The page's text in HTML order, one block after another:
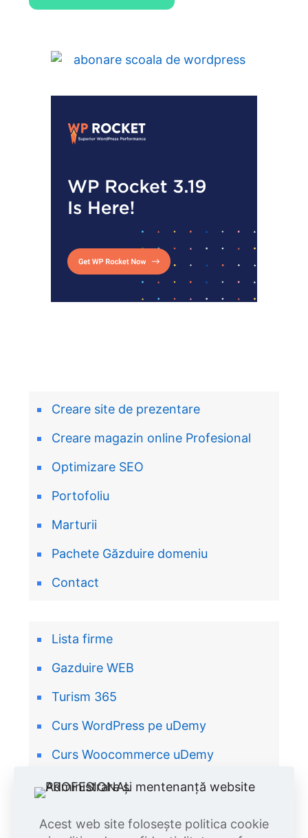
Creare site de prezentare
Creare magazin online Profesional
Optimizare SEO
Portofoliu
Marturii
Pachete Găzduire domeniu
Contact
Lista firme
Gazduire WEB
Turism 365
Curs WordPress pe uDemy
Curs Woocommerce uDemy
Curs HTML/ CSS uDemy
Acest web site folosește politica cookie